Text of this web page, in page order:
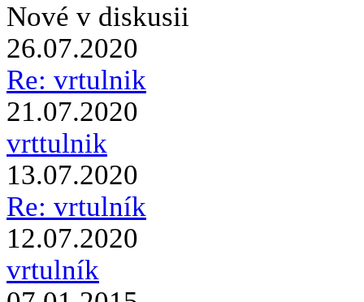
Nové v diskusii
26.07.2020
Re: vrtulnik
21.07.2020
vrttulnik
13.07.2020
Re: vrtulník
12.07.2020
vrtulník